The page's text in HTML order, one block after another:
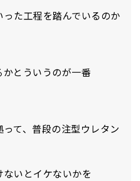
た工程を踏んでいるのか
とういうのが一番
て、普段の注型ウレタン
いとイケないかを